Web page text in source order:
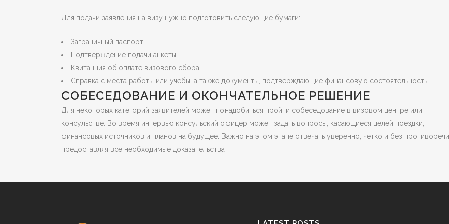
Для подачи заявления на визу нужно подготовить следующие бумаги:
Заграничный паспорт,
Подтверждение подачи анкеты,
Квитанция об оплате визового сбора,
Справка с места работы или учебы, а также документы, подтверждающие финансовую состоятельность.
СОБЕСЕДОВАНИЕ И ОКОНЧАТЕЛЬНОЕ РЕШЕНИЕ
Для некоторых категорий заявителей может понадобиться пройти собеседование в визовом центре или
консульстве. Во время интервью консульский офицер может задать вопросы, касающиеся целей поездки,
финансовых источников и планов на будущее. Важно на этом этапе отвечать уверенно, четко и без
предоставляя все необходимые доказательства.